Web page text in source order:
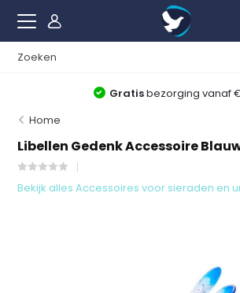
Beste Uitvaartwinkel
Home
Libellen Gedenk Accessoire
Bekijk alles Accessoires voor sieraden en